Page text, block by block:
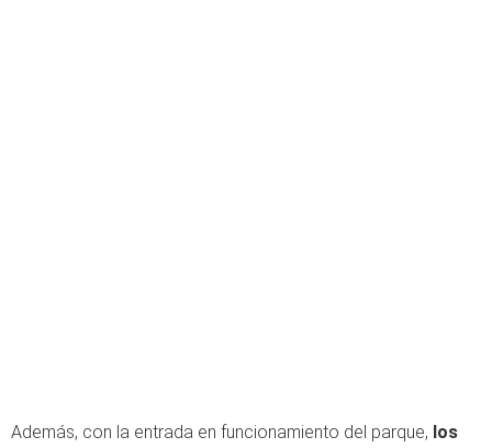
Además, con la entrada en funcionamiento del parque, los